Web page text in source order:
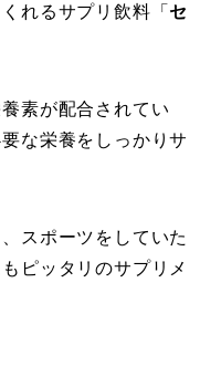
れるサプリ飲料「 セ
素が配合されてい
な栄養をしっかりサ
スポーツをしていた
ピッタリのサプリメ